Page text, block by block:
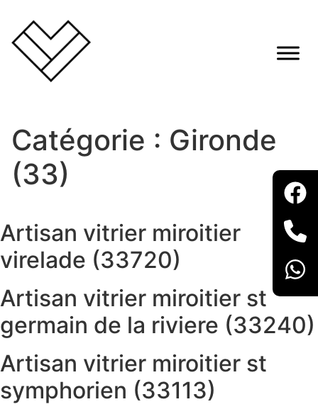
Catégorie : Gironde
(33)
Artisan vitrier miroitier
virelade (33720)
Artisan vitrier miroitier st
germain de la riviere (33240)
Artisan vitrier miroitier st
symphorien (33113)